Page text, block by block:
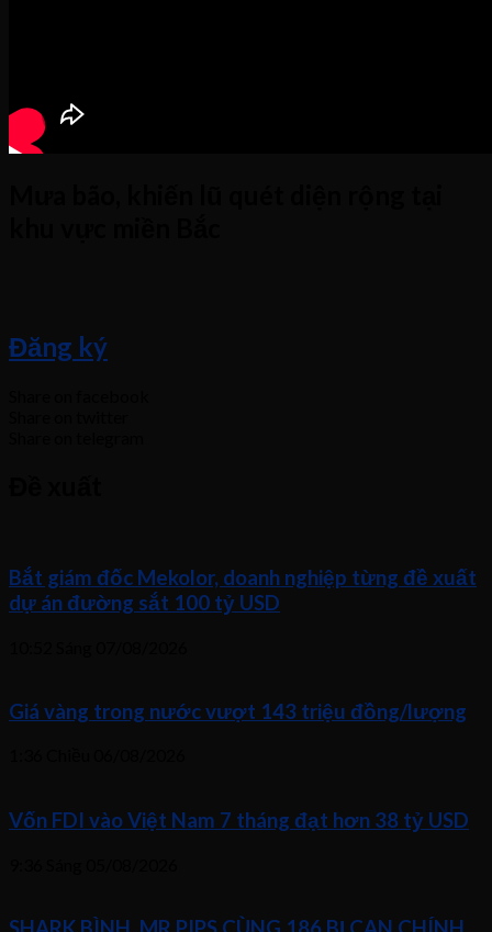
Đăng ký
Bắt giám đốc Mekolor, doanh nghiệp từng đề xuất
dự án đường sắt 100 tỷ USD
Giá vàng trong nước vượt 143 triệu đồng/lượng
Vốn FDI vào Việt Nam 7 tháng đạt hơn 38 tỷ USD